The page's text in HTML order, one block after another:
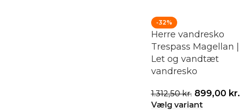
-32%
Herre vandresko
Trespass Magellan |
Let og vandtæt
vandresko
1.312,50kr. 899,00 kr.
Vælg variant